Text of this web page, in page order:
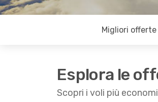
Migliori offerte
Esplora le
Scopri i voli più